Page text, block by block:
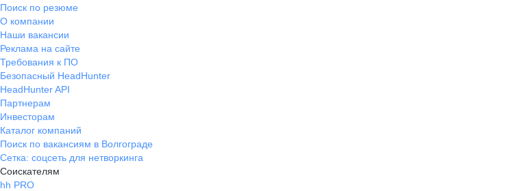
Поиск по резюме
О компании
Наши вакансии
Реклама на сайте
Требования к ПО
Безопасный HeadHunter
HeadHunter API
Партнерам
Инвесторам
Каталог компаний
Поиск по вакансиям в Волгограде
Сетка: соцсеть для нетворкинга
Соискателям
hh PRO